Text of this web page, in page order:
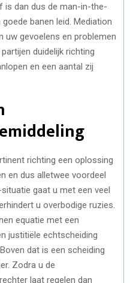
is dan dus de man-in-the-
banen leid. Mediation
uw gevoelens en problemen
duidelijk richting
en een aantal zij
richting een oplossing
en dus alletwee voordeel
gaat u met een veel
u overbodige ruzies.
equatie met een
justitiële echtscheiding
dat is een scheiding
Zodra u de
laat regelen dan